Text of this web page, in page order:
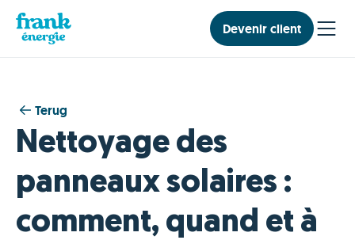
Devenir client
Terug
Nettoyage des
panneaux solaires :
comment, quand et à